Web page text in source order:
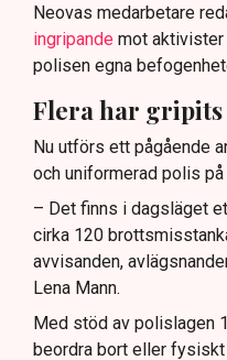
Neovas medarbetare
ingripande mot aktivister
polisen egna
Flera har gripits
Nu utförs ett pågående
och uniformerad polis på
– Det finns i dagsläget
cirka 120
avvisanden,
Lena Mann.
Med stöd av polislagen
beordra bort eller